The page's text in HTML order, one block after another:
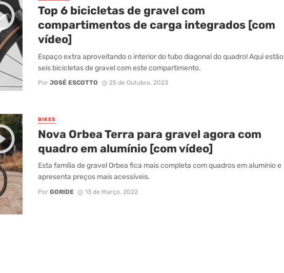
Top 6 bicicletas de gravel com
compartimentos de carga integrados [com
vídeo]
Espaço extra aproveitando o interior do tubo diagonal do quadro! Aqui estão
seis bicicletas de gravel com este compartimento.
Por JOSÉ ESCOTTO 25 de Outubro, 2023
BIKES
Nova Orbea Terra para gravel agora com
quadro em alumínio [com vídeo]
Esta família de gravel Orbea fica mais completa com quadros em alumínio e
apresenta preços mais acessíveis.
Por GORIDE 13 de Março, 2022